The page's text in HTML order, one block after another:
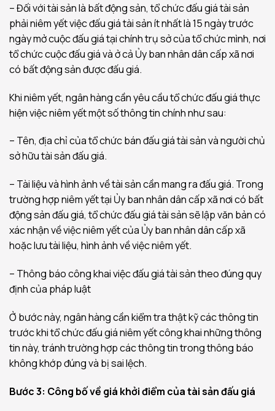
– Đối với tài sản là bất động sản, tổ chức đấu giá tài sản
phải niêm yết việc đấu giá tài sản ít nhất là 15 ngày trước
ngày mở cuộc đấu giá tại chính trụ sở của tổ chức mình, nơi
tổ chức cuộc đấu giá và ở cả Ủy ban nhân dân cấp xã nơi
có bất động sản được đấu giá.
Khi niêm yết, ngân hàng cần yêu cầu tổ chức đấu giá thực
hiện việc niêm yết một số thông tin chính như sau:
– Tên, địa chỉ của tổ chức bán đấu giá tài sản và người chủ
sở hữu tài sản đấu giá.
– Tài liệu và hình ảnh về tài sản cần mang ra đấu giá. Trong
trường hợp niêm yết tại Ủy ban nhân dân cấp xã nơi có bất
động sản đấu giá, tổ chức đấu giá tài sản sẽ lập văn bản có
xác nhận về việc niêm yết của Ủy ban nhân dân cấp xã
hoặc lưu tài liệu, hình ảnh về việc niêm yết.
– Thông báo công khai việc đấu giá tài sản theo đúng quy
định của pháp luật
Ở bước này, ngân hàng cần kiểm tra thật kỹ các thông tin
trước khi tổ chức đấu giá niêm yết công khai những thông
tin này, tránh trường hợp các thông tin trong thông báo
không khớp đúng và bị sai lệch.
Bước 3: Công bố về giá khởi điểm của tài sản đấu giá